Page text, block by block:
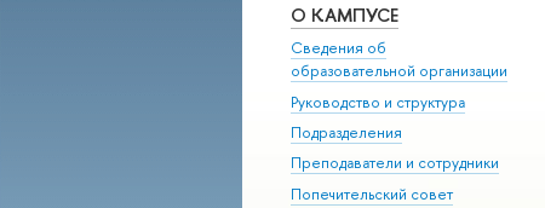
О КАМПУСЕ
Сведения об
образовательной организации
Руководство и структура
Подразделения
Преподаватели и сотрудники
Попечительский совет